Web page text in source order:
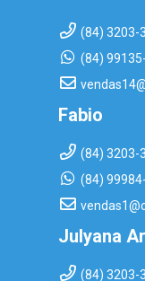
(84) 3203-
(84)
Fabio
(84) 3203-
(84)
Julyana
(84) 3203-